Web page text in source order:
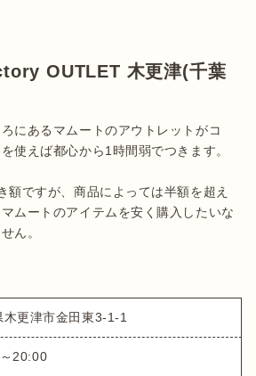
OUTLET 木更津(千葉
にあるマムートのアウトレットがコ
使えば都心から1時間弱でつきます。
額ですが、商品によっては半額を超え
ムートのアイテムを安く購入したいな
ん。
木更津市金田東3-1-1
20:00